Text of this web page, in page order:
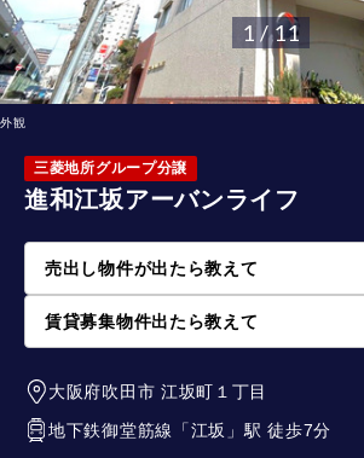
外観
1 / 11
三菱地所グループ分譲
進和江坂アーバンライフ
売出し物件が出たら教えて
賃貸募集物件出たら教えて
大阪府吹田市 江坂町１丁目
地下鉄御堂筋線
「江坂 」駅 徒歩7分